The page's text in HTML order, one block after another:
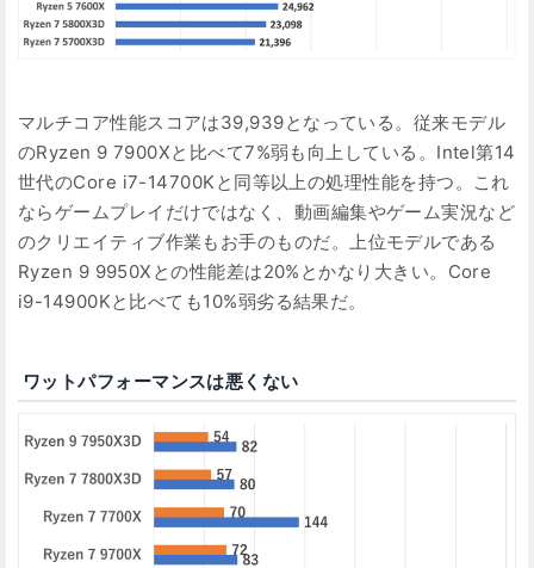
マルチコア性能スコアは39,939となっている。従来モデル
のRyzen 9 7900Xと比べて7%弱も向上している。Intel第14
世代のCore i7-14700Kと同等以上の処理性能を持つ。これ
ならゲームプレイだけではなく、動画編集やゲーム実況など
のクリエイティブ作業もお手のものだ。上位モデルである
Ryzen 9 9950Xとの性能差は20%とかなり大きい。Core
i9-14900Kと比べても10%弱劣る結果だ。
ワットパフォーマンスは悪くない